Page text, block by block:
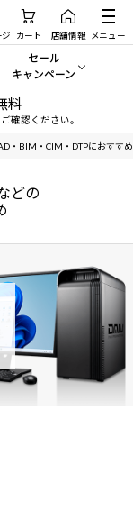
ジ カート 店舗情報 メニュー
ン
・ゲーム向けパソコン
ブ向け
コン
ツ別
ソコン
セール
キャンペーン
セール・キャンペー
期間限定セール
おすすめ目玉パソコン
今イチオシのパソコンをピ
Windows 11 Copilot+ PC
料
確認ください。
・BIM・CIM・DTPにおすす
どの